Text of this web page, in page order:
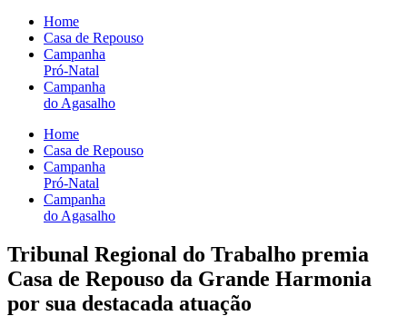
Home
Casa de Repouso
Campanha
Pró-Natal
Campanha
do Agasalho
Home
Casa de Repouso
Campanha
Pró-Natal
Campanha
do Agasalho
Tribunal Regional do Trabalho premia
Casa de Repouso da Grande Harmonia
por sua destacada atuação